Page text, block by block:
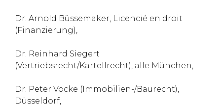
Dr. Arnold Büssemaker, Licencié en droit
(Finanzierung),
Dr. Reinhard Siegert
(Vertriebsrecht/Kartellrecht), alle München,
Dr. Peter Vocke (Immobilien-/Baurecht),
Düsseldorf,